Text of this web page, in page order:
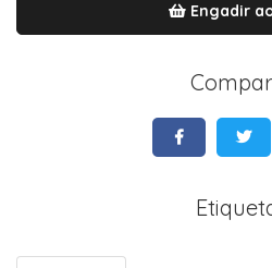
Engadir